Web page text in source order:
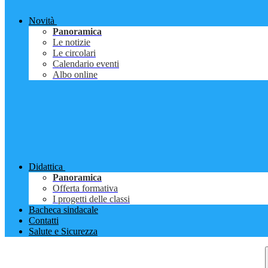
Novità
Panoramica
Le notizie
Le circolari
Calendario eventi
Albo online
Didattica
Panoramica
Offerta formativa
I progetti delle classi
Bacheca sindacale
Contatti
Salute e Sicurezza